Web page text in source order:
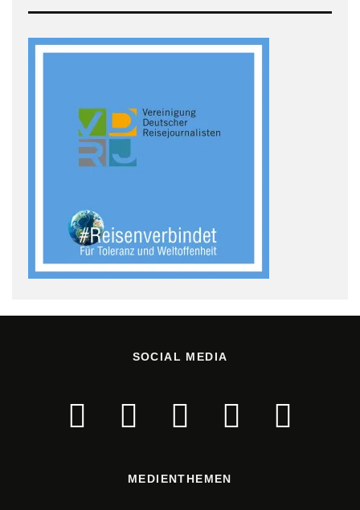
SOCIAL MEDIA
MEDIENTHEMEN